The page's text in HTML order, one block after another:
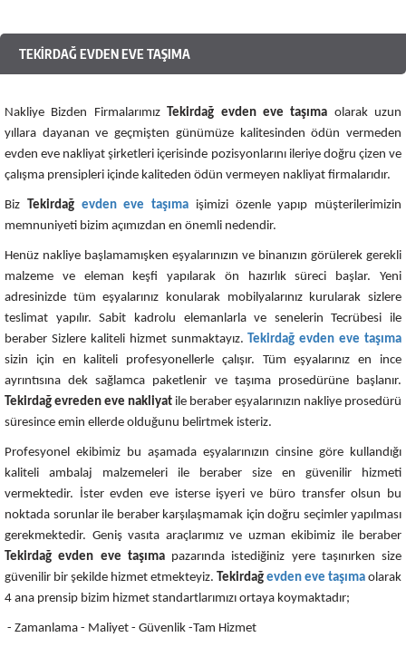
TEKIRDAĞ EVDEN EVE TAŞIMA
Nakliye Bizden Firmalarımız Tekirdağ evden eve taşıma olarak uzun
yıllara dayanan ve geçmişten günümüze kalitesinden ödün vermeden
evden eve nakliyat şirketleri içerisinde pozisyonlarını ileriye doğru çizen ve
çalışma prensipleri içinde kaliteden ödün vermeyen nakliyat firmalarıdır.
Biz Tekirdağ evden eve taşıma işimizi özenle yapıp müşterilerimizin
memnuniyeti bizim açımızdan en önemli nedendir.
Henüz nakliye başlamamışken eşyalarınızın ve binanızın görülerek gerekli
malzeme ve eleman keşfi yapılarak ön hazırlık süreci başlar. Yeni
adresinizde tüm eşyalarınız konularak mobilyalarınız kurularak sizlere
teslimat yapılır. Sabit kadrolu elemanlarla ve senelerin Tecrübesi ile
beraber Sizlere kaliteli hizmet sunmaktayız. Tekirdağ evden eve taşıma
sizin için en kaliteli profesyonellerle çalışır. Tüm eşyalarınız en ince
ayrıntısına dek sağlamca paketlenir ve taşıma prosedürüne başlanır.
Tekirdağ evreden eve nakliyat ile beraber eşyalarınızın nakliye prosedürü
süresince emin ellerde olduğunu belirtmek isteriz.
Profesyonel ekibimiz bu aşamada eşyalarınızın cinsine göre kullandığı
kaliteli ambalaj malzemeleri ile beraber size en güvenilir hizmeti
vermektedir. İster evden eve isterse işyeri ve büro transfer olsun bu
noktada sorunlar ile beraber karşılaşmamak için doğru seçimler yapılması
gerekmektedir. Geniş vasıta araçlarımız ve uzman ekibimiz ile beraber
Tekirdağ evden eve taşımapazarında istediğiniz yere taşınırken size
güvenilir bir şekilde hizmet etmekteyiz. Tekirdağ evden eve taşıma olarak
4 ana prensip bizim hizmet standartlarımızı ortaya koymaktadır;
- Zamanlama - Maliyet - Güvenlik -Tam Hizmet